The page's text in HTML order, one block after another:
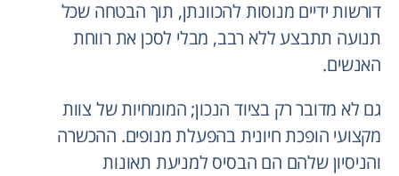
דורשות ידיים מנוסות להכוונתן, תוך הבטחה שכל
תנועה תתבצע ללא רבב, מבלי לסכן את רווחת
האנשים.
גם לא מדובר רק בציוד הנכון; המומחיות של צוות
מקצועי הופכת חיונית בהפעלת מנופים. ההכשרה
והניסיון שלהם הם הבסיס למניעת תאונות